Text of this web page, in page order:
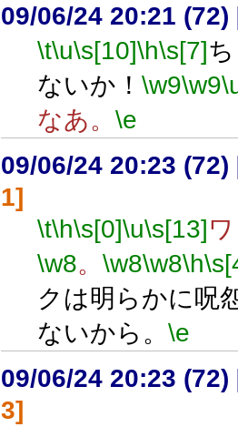
09/06/24 20:21 (72)
\t\u\s[10]\h\s[7]
ないか！ \w9\w9
なあ。 \e
09/06/24 20:23 (72)
1]
\t\h\s[0]\u\s[13]
\w8。 \w8\w8\h
クは明らかに呪
ないから。 \e
09/06/24 20:23 (72)
3]